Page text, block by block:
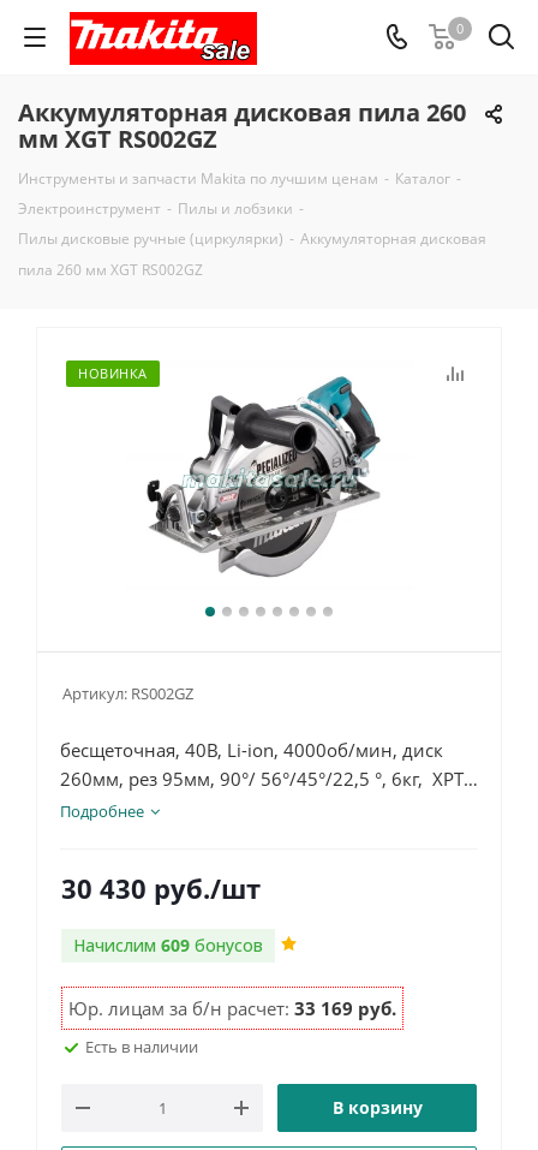
0
Аккумуляторная дисковая пила 260
мм XGT RS002GZ
Инструменты и запчасти Makita по лучшим ценам - Каталог -
Электроинструмент - Пилы и лобзики -
Пилы дисковые ручные (циркулярки) - Аккумуляторная дисковая
пила 260 мм XGT RS002GZ
НОВИНКА
Артикул: RS002GZ
бесщеточная, 40В, Li-ion, 4000об/мин, диск
260мм, рез 95мм, 90°/ 56°/45°/22,5 °, 6кг, XPT,
ADT, коробка, без аккумулятора и зу
Подробнее
30 430 руб./шт
Начислим 609 бонусов
Юр. лицам за б/н расчет: 33 169 руб.
Есть в наличии
В корзину